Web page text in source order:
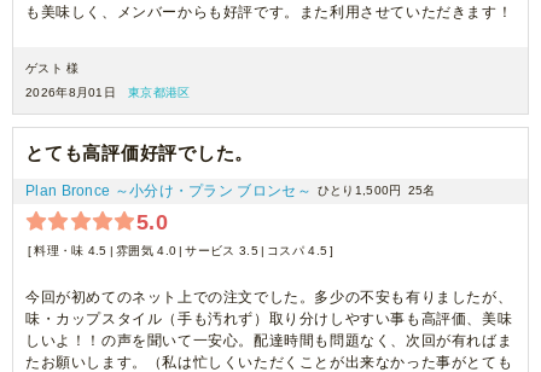
も美味しく、メンバーからも好評です。また利用させていただきます！
ゲスト 様
2026年8月01日
東京都港区
とても高評価好評でした。
Plan Bronce ～小分け・プラン ブロンセ～ ひとり1,500円 25名
5.0
料理・味 4.5 雰囲気 4.0 サービス 3.5 コスパ 4.5
今回が初めてのネット上での注文でした。多少の不安も有りましたが、
味・カップスタイル（手も汚れず）取り分けしやすい事も高評価、美味
しいよ！！の声を聞いて一安心。配達時間も問題なく、次回が有ればま
たお願いします。（私は忙しくいただくことが出来なかった事がとても